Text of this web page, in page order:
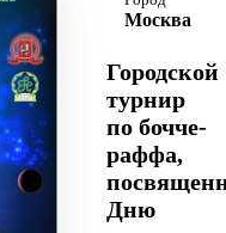
Москва
Городской
турнир
по бочче-
раффа,
Дню